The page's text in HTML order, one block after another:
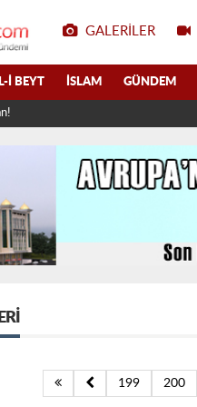
GALERILER
I BEYT İSLAM GÜNDEM
199 200